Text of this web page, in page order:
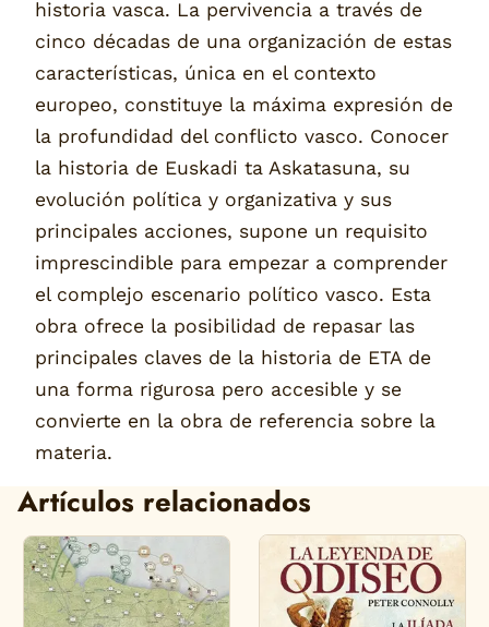
historia vasca. La pervivencia a través de
cinco décadas de una organización de estas
características, única en el contexto
europeo, constituye la máxima expresión de
la profundidad del conflicto vasco. Conocer
la historia de Euskadi ta Askatasuna, su
evolución política y organizativa y sus
principales acciones, supone un requisito
imprescindible para empezar a comprender
el complejo escenario político vasco. Esta
obra ofrece la posibilidad de repasar las
principales claves de la historia de ETA de
una forma rigurosa pero accesible y se
convierte en la obra de referencia sobre la
materia.
Artículos relacionados